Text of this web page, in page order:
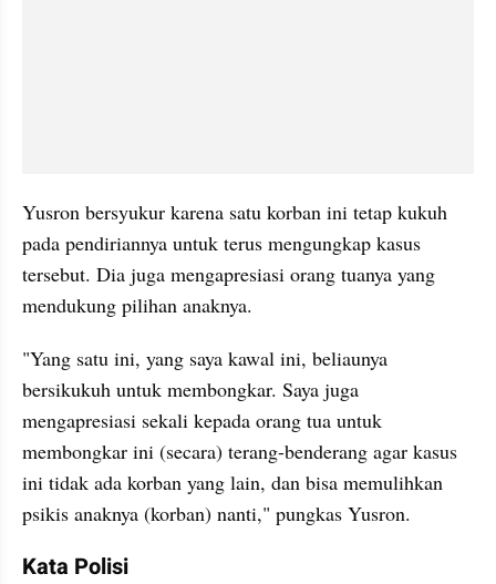
Yusron bersyukur karena satu korban ini tetap kukuh
pada pendiriannya untuk terus mengungkap kasus
tersebut. Dia juga mengapresiasi orang tuanya yang
mendukung pilihan anaknya.
"Yang satu ini, yang saya kawal ini, beliaunya
bersikukuh untuk membongkar. Saya juga
mengapresiasi sekali kepada orang tua untuk
membongkar ini (secara) terang-benderang agar kasus
ini tidak ada korban yang lain, dan bisa memulihkan
psikis anaknya (korban) nanti," pungkas Yusron.
Kata Polisi